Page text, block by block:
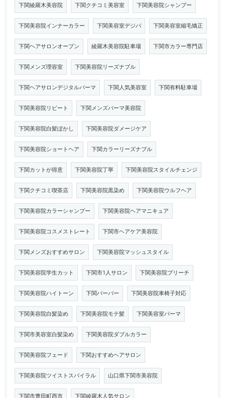
下関綾羅木美容院 下関クチコミ美容室 下関美容院シャンプー
下関美容院インナーカラー 下関美容室デジパ 下関美容室縮毛矯正
下関ヘアサロンオープン 綾羅木美容院駐車場 下関市カラー専門店
下関メンズ理容室 下関美容院リーズナブル
下関ヘアサロンデジタルパーマ 下関人気美容室 下関有料駐車場
下関美容院リピート 下関メンズパーマ美容院
下関美容院白髪ぼかし 下関美容院ダメージケア
下関美容院ショートヘア 下関カラーリーズナブル
下関カットが得意 下関美容院丁寧 下関美容院スタイルチェンジ
下関クチコミ喫茶店 下関美容院黒染め 下関美容院ウルフヘア
下関美容院カラーシャンプー 下関美容院ヘアマニキュア
下関美容院コスメストレート 下関市ヘアケア美容院
下関メンズおすすめサロン 下関美容院マッシュスタイル
下関美容院学生カット 下関市1人サロン 下関美容院ブリーチ
下関美容院ハイトーン 下関バーバー 下関美容院車椅子対応
下関美容院白髪染め 下関美容院モテ髪 下関美容室パーマ
下関市美容室白髪染め 下関美容院ダブルカラー
下関美容院フェード 下関おすすめヘアサロン
下関美容院ツイストスパイラル 山口県下関市美容院
下関市豊田町西市 下関綾羅木人気サロン